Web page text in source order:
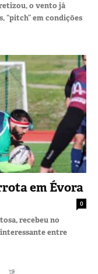
o vento já
“pitch” em condições
em Évora
0
recebeu no
entre